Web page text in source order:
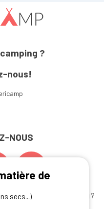
?
nous!
NOUS
offres camping ?
de
secs...)